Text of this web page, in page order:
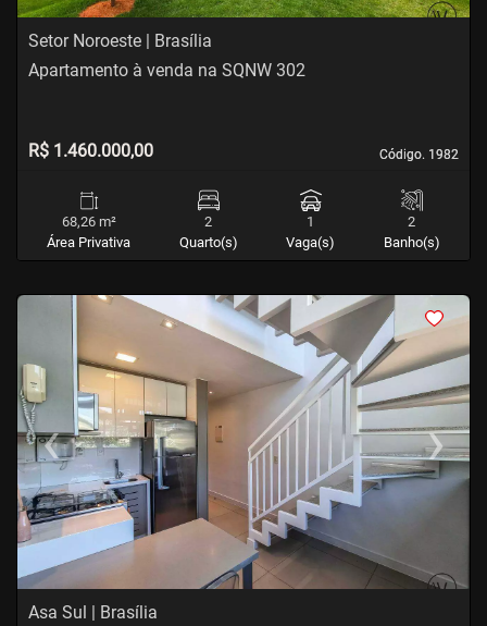
Setor Noroeste | Brasília
Código. 1982
Código. 1982
Apartamento à venda na SQNW 302
R$ 1.460.000,00
68,26 m²
Área Privativa
2
Quarto(s)
1
Vaga(s)
2
Banho(s)
<
‹Previous ›Next
Asa Sul | Brasília